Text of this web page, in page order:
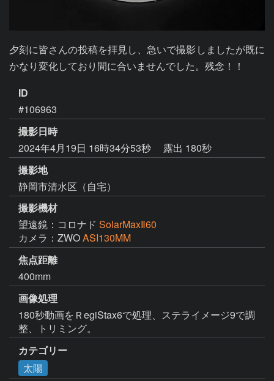
夕刻に皆さんの投稿を拝見し、急いで撮影しましたが既に
かなり変化しており間に合いませんでした。残念！！
ID
#106963
撮影日時
2024年4月19日 16時34分53秒
露出 180秒
撮影地
静岡市清水区（自宅）
撮影機材
望遠鏡：コロナド SolarMaxⅡ60
カメラ：ZWOASI130MM
焦点距離
400mm
画像処理
180秒動画をＲegiStax6で処理、ステライメージ9で調
整、トリミング。
カテゴリー
太陽